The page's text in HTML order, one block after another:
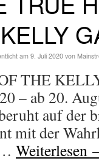
am 9. Juli 2020 von
THE
– ab 20.
auf der
mit der
Weiterlesen